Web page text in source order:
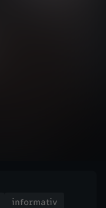
informativ